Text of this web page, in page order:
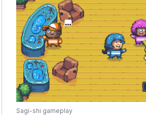
Sagi-shi gameplay